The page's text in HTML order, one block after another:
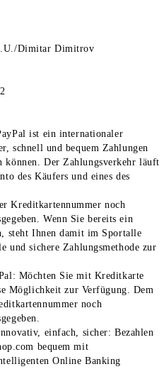
Dimitar Dimitrov
ist ein internationaler
schnell und bequem Zahlungen
können. Der Zahlungsverkehr läuft
des Käufers und eines des
Kreditkartennummer noch
Wenn Sie bereits ein
steht Ihnen damit im Sportalle
und sichere Zahlungsmethode zur
: Möchten Sie mit Kreditkarte
Möglichkeit zur Verfügung. Dem
noch
einfach, sicher: Bezahlen
bequem mit
Online Banking